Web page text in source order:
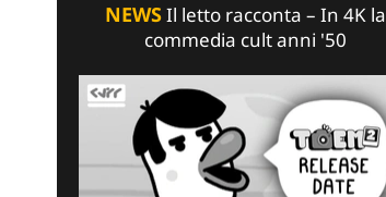
NEWSIl letto racconta – In 4K la
commedia cult anni '50